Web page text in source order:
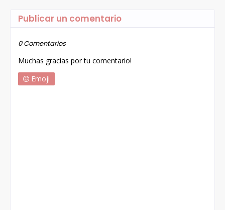
Publicar un comentario
0 Comentarios
Muchas gracias por tu comentario!
Emoji